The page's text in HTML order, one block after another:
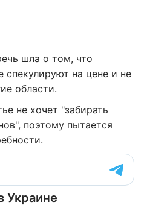
шла о том, что
спекулируют на цене и не
области.
не хочет "забирать
поэтому пытается
Украине